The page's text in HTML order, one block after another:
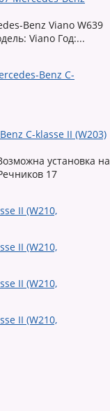
Benz Viano W639
Viano Год:...
C-klasse II (W203)
установка на
17